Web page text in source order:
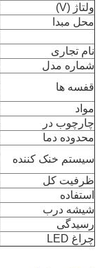
ولتاژ (V)
محل مبدا
نام تجاری
شماره مدل
قفسه ها
مواد
چارچوب در
محدوده دما
سیستم خنک کننده
ظرفیت کل
استفاده
شیشه درب
رسیدگی
چراغ LED